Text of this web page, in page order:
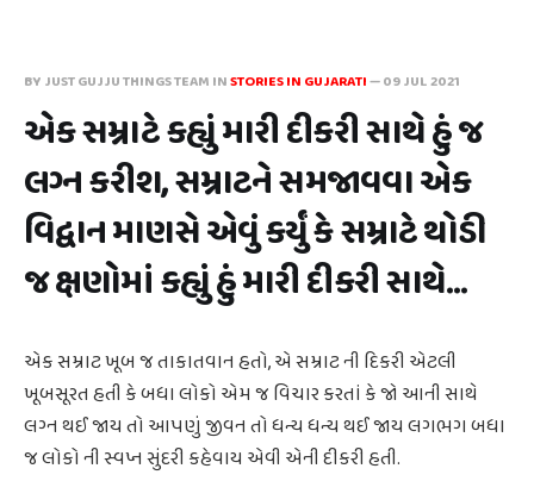
BY JUST GUJJU THINGS TEAM INSTORIES IN GUJARATI—09 JUL 2021
એક સમ્રાટે કહ્યું મારી દીકરી સાથે હું જ
લગ્ન કરીશ, સમ્રાટને સમજાવવા એક
વિદ્વાન માણસે એવું કર્યું કે સમ્રાટે થોડી
જ ક્ષણોમાં કહ્યું હું મારી દીકરી સાથે...
એક સમ્રાટ ખૂબ જ તાકાતવાન હતો, એ સમ્રાટ ની દિકરી એટલી
ખૂબસૂરત હતી કે બધા લોકો એમ જ વિચાર કરતાં કે જો આની સાથે
લગ્ન થઈ જાય તો આપણું જીવન તો ધન્ય ધન્ય થઈ જાય લગભગ બધા
જ લોકો ની સ્વપ્ન સુંદરી કહેવાય એવી એની દીકરી હતી.